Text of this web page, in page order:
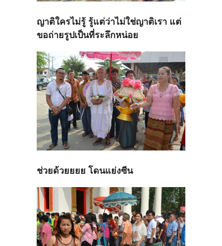
ญาติใครไม่รู้ รู้แต่ว่าไม่ใช่ญาติเรา แต่
ขอถ่ายรูปเป็นที่ระลึกหน่อย
ช่วยด้วยยยย โดนแย่งซีน